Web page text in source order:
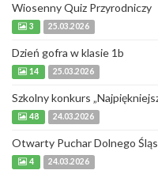
Wiosenny Quiz Przyrodniczy
3 25.03.2026
Dzień gofra w klasie 1b
14 25.03.2026
Szkolny konkurs
48 24.03.2026
Otwarty Puchar Dolnego
4 24.03.2026